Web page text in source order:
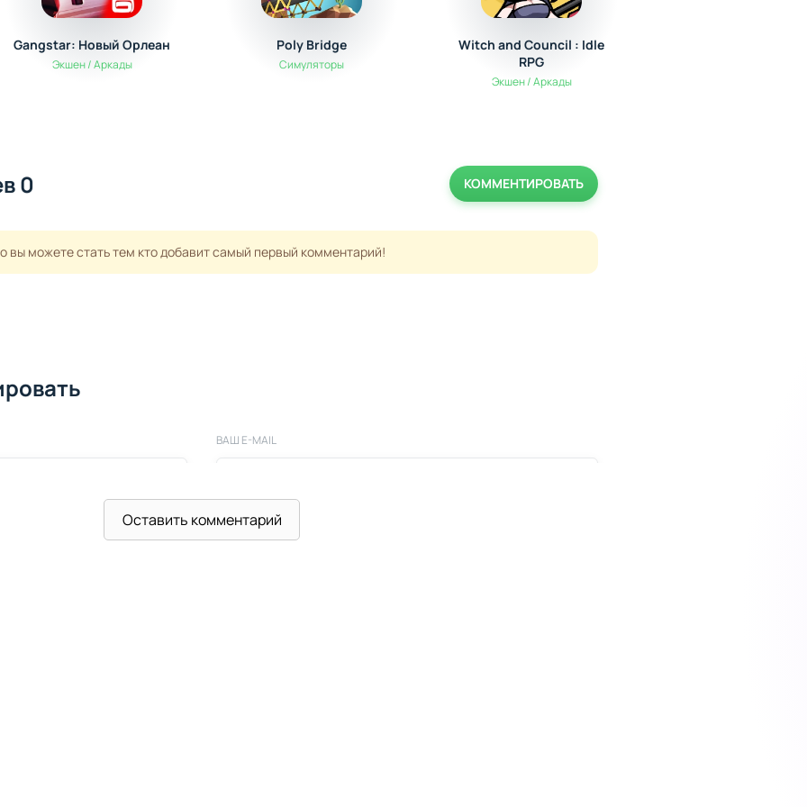
Gangstar: Новый Орлеан
Экшен / Аркады
Poly Bridge
Симуляторы
Witch and Council : Idle
RPG
Экшен / Аркады
0 КОММЕНТИРОВАТЬ
вы можете стать тем кто добавит самый первый комментарий!
ВАШ E-MAIL
Оставить комментарий